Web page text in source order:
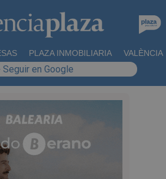
PLAZA INMOBILIARIA VALÈNCIA
Seguir en Google